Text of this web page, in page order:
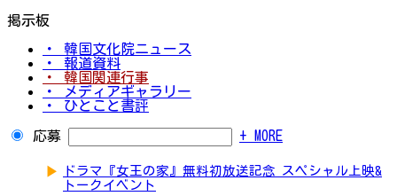
掲示板
・ 韓国文化院ニュース
・ 報道資料
・ 韓国関連行事
・ メディアギャラリー
・ ひとこと書評
応募 + MORE
▶
ドラマ『女王の家』無料初放送記念 スペシャル上映&
トークイベント